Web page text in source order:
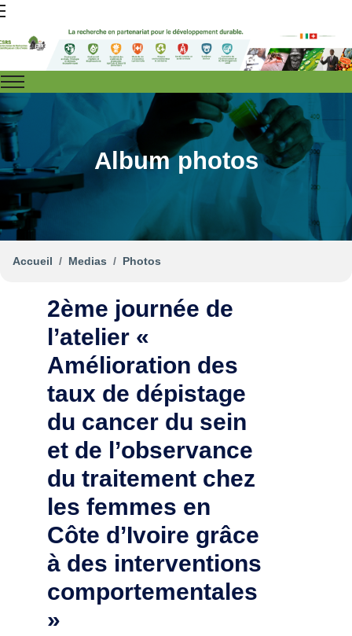
Album photos
Accueil Medias Photos
2ème journée de
l’atelier «
Amélioration des
taux de dépistage
du cancer du sein
et de l’observance
du traitement chez
les femmes en
Côte d’Ivoire grâce
à des interventions
comportementales
»